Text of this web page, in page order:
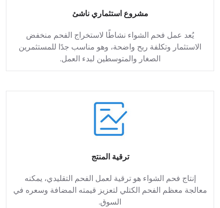
مشروع استثماري ناشئ
يُعد عمل فحم الشواء نشاطًا لاستخراج الفحم منخفض
الاستثمار وتكلفة ربح واضحة، وهو مناسب جدًا للمستثمرين
الصغار والمتوسطين لبدء العمل.
ترقية المنتج
إنتاج فحم الشواء هو ترقية لعمل الفحم التقليدي، يمكنه
معالجة معظم الفحم الكتلي لتعزيز قيمته المضافة وسعره في
السوق.